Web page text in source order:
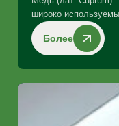
широко
Более